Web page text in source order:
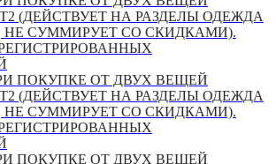
(ДЕЙСТВУЕТ НА РАЗДЕЛЫ ОДЕЖДА
НЕ СУММИРУЕТ СО СКИДКАМИ).
ПОКУПКЕ ОТ ДВУХ ВЕЩЕЙ
(ДЕЙСТВУЕТ НА РАЗДЕЛЫ ОДЕЖДА
НЕ СУММИРУЕТ СО СКИДКАМИ).
ПОКУПКЕ ОТ ДВУХ ВЕЩЕЙ